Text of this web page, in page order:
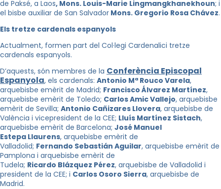
de Paksé, a Laos, Mons. Louis-Marie Lingmangkhanekhoun; i
el bisbe auxiliar de San Salvador Mons. Gregorio Rosa Chávez.
Els tretze cardenals espanyols
Actualment, formen part del Col·legi Cardenalici tretze
cardenals espanyols.
D’aquests, són membres de la Conferència Episcopal
Espanyola, els cardenals: Antonio Mª Rouco Varela,
arquebisbe emèrit de Madrid; Francisco Álvarez Martínez,
arquebisbe emèrit de Toledo; CarlosAmic Vallejo, arquebisbe
emèrit de Sevilla; Antonio Cañizares Llovera, arquebisbe de
València i vicepresident de la CEE; Lluís Martínez Sistach,
arquebisbe emèrit de Barcelona; José Manuel
Estepa Llaurens, arquebisbe emèrit de
Valladolid; Fernando Sebastián Aguilar, arquebisbe emèrit de
Pamplona i arquebisbe emèrit de
Tudela; Ricardo Blázquez Pérez, arquebisbe de Valladolid i
president de la CEE; i Carlos Osoro Sierra, arquebisbe de
Madrid.